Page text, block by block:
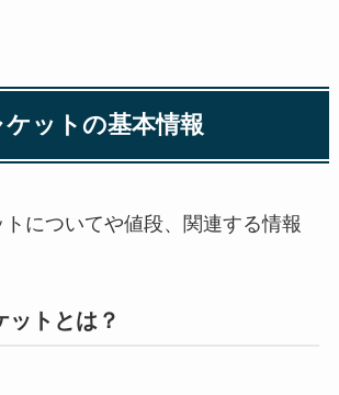
ットの基本情報
についてや値段、関連する情報
ットとは？